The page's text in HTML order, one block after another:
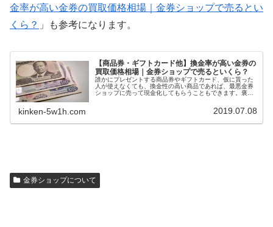
金率が高い金券の買取価格相場｜金券ショップで売るとい
くら？ 」も参考になります。
【商品券・ギフトカード他】換金率が高い金券の
買取価格相場｜金券ショップで売るといくら？
誰かにプレゼントする商品券やギフトカード、仮に貰った
人が使えなくても、換金性の高い商品であれば、最悪金券
ショップに売って現金化してもらうこともできます。褒め
品券やギフトカードを選ぶと、自然に利用できる店舗が多
い金券をプレゼントすることにもなります。今回は、換金
kinken-5w1h.com 2019.07.08
金券ショップについて